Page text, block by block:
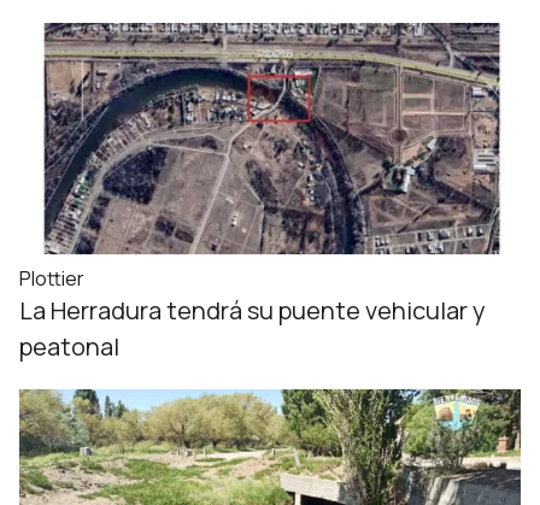
Plottier
La Herradura tendrá su puente vehicular y
peatonal